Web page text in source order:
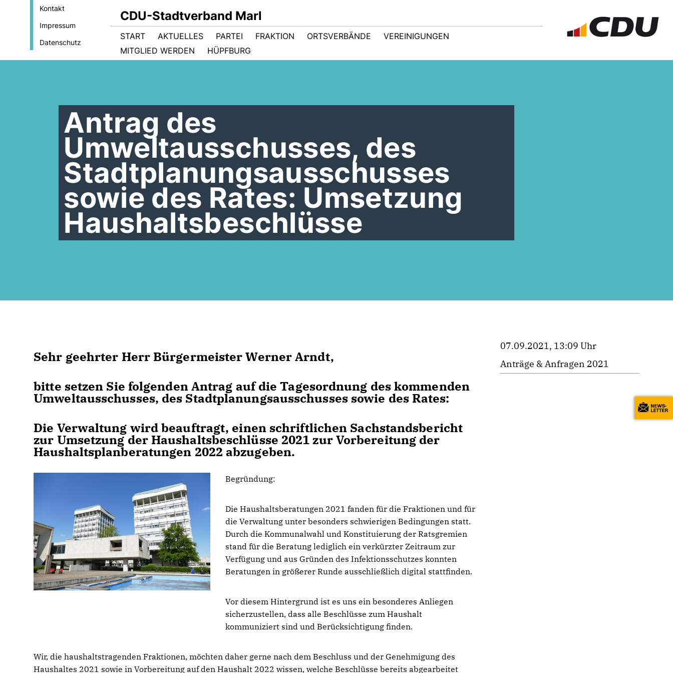
Kontakt
Impressum
Datenschutz
CDU-Stadtverband Marl
START AKTUELLES PARTEI FRAKTION ORTSVERBÄNDE
VEREINIGUNGEN
MITGLIED WERDEN
HÜPFBURG
Antrag des
Umweltausschusses, des
Stadtplanungsausschusses
sowie des Rates: Umsetzung
Haushaltsbeschlüsse
Sehr geehrter Herr Bürgermeister Werner Arndt,
bitte setzen Sie folgenden Antrag auf die Tagesordnung des kommenden
Umweltausschusses, des Stadtplanungsausschusses sowie des Rates:
Die Verwaltung wird beauftragt, einen schriftlichen Sachstandsbericht
zur Umsetzung der Haushaltsbeschlüsse 2021 zur Vorbereitung der
Haushaltsplanberatungen 2022 abzugeben.
Begründung:
Die Haushaltsberatungen 2021 fanden für die Fraktionen und für
die Verwaltung unter besonders schwierigen Bedingungen statt.
Durch die Kommunalwahl und Konstituierung der Ratsgremien
stand für die Beratung lediglich ein verkürzter Zeitraum zur
Verfügung und aus Gründen des Infektionsschutzes konnten
Beratungen in größerer Runde ausschließlich digital stattfinden.
Vor diesem Hintergrund ist es uns ein besonderes Anliegen
sicherzustellen, dass alle Beschlüsse zum Haushalt
kommuniziert sind und Berücksichtigung finden.
Wir, die haushaltstragenden Fraktionen, möchten daher gerne nach dem Beschluss und der Genehmigung des
Haushaltes 2021 sowie in Vorbereitung auf den Haushalt 2022 wissen, welche Beschlüsse bereits abgearbeitet
07.09.2021, 13:09 Uhr
Anträge & Anfragen 2021